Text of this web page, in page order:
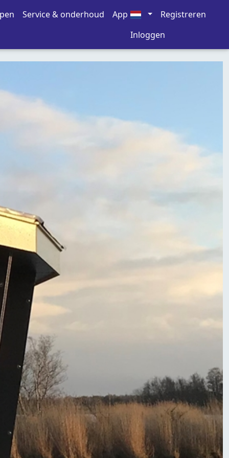
Service & onderhoud App
Registreren
Inloggen